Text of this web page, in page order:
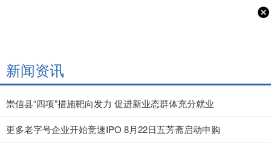
新闻资讯
崇信县“四项”措施靶向发力 促进新业态群体充分就业
更多老字号企业开始竞速IPO 8月22日五芳斋启动申购